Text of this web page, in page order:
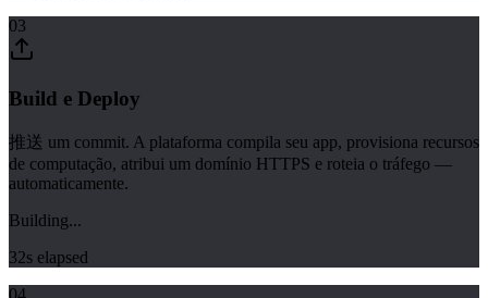
03
Build e Deploy
推送 um commit. A plataforma compila seu app, provisiona recursos
de computação, atribui um domínio HTTPS e roteia o tráfego —
automaticamente.
Building...
32s elapsed
04